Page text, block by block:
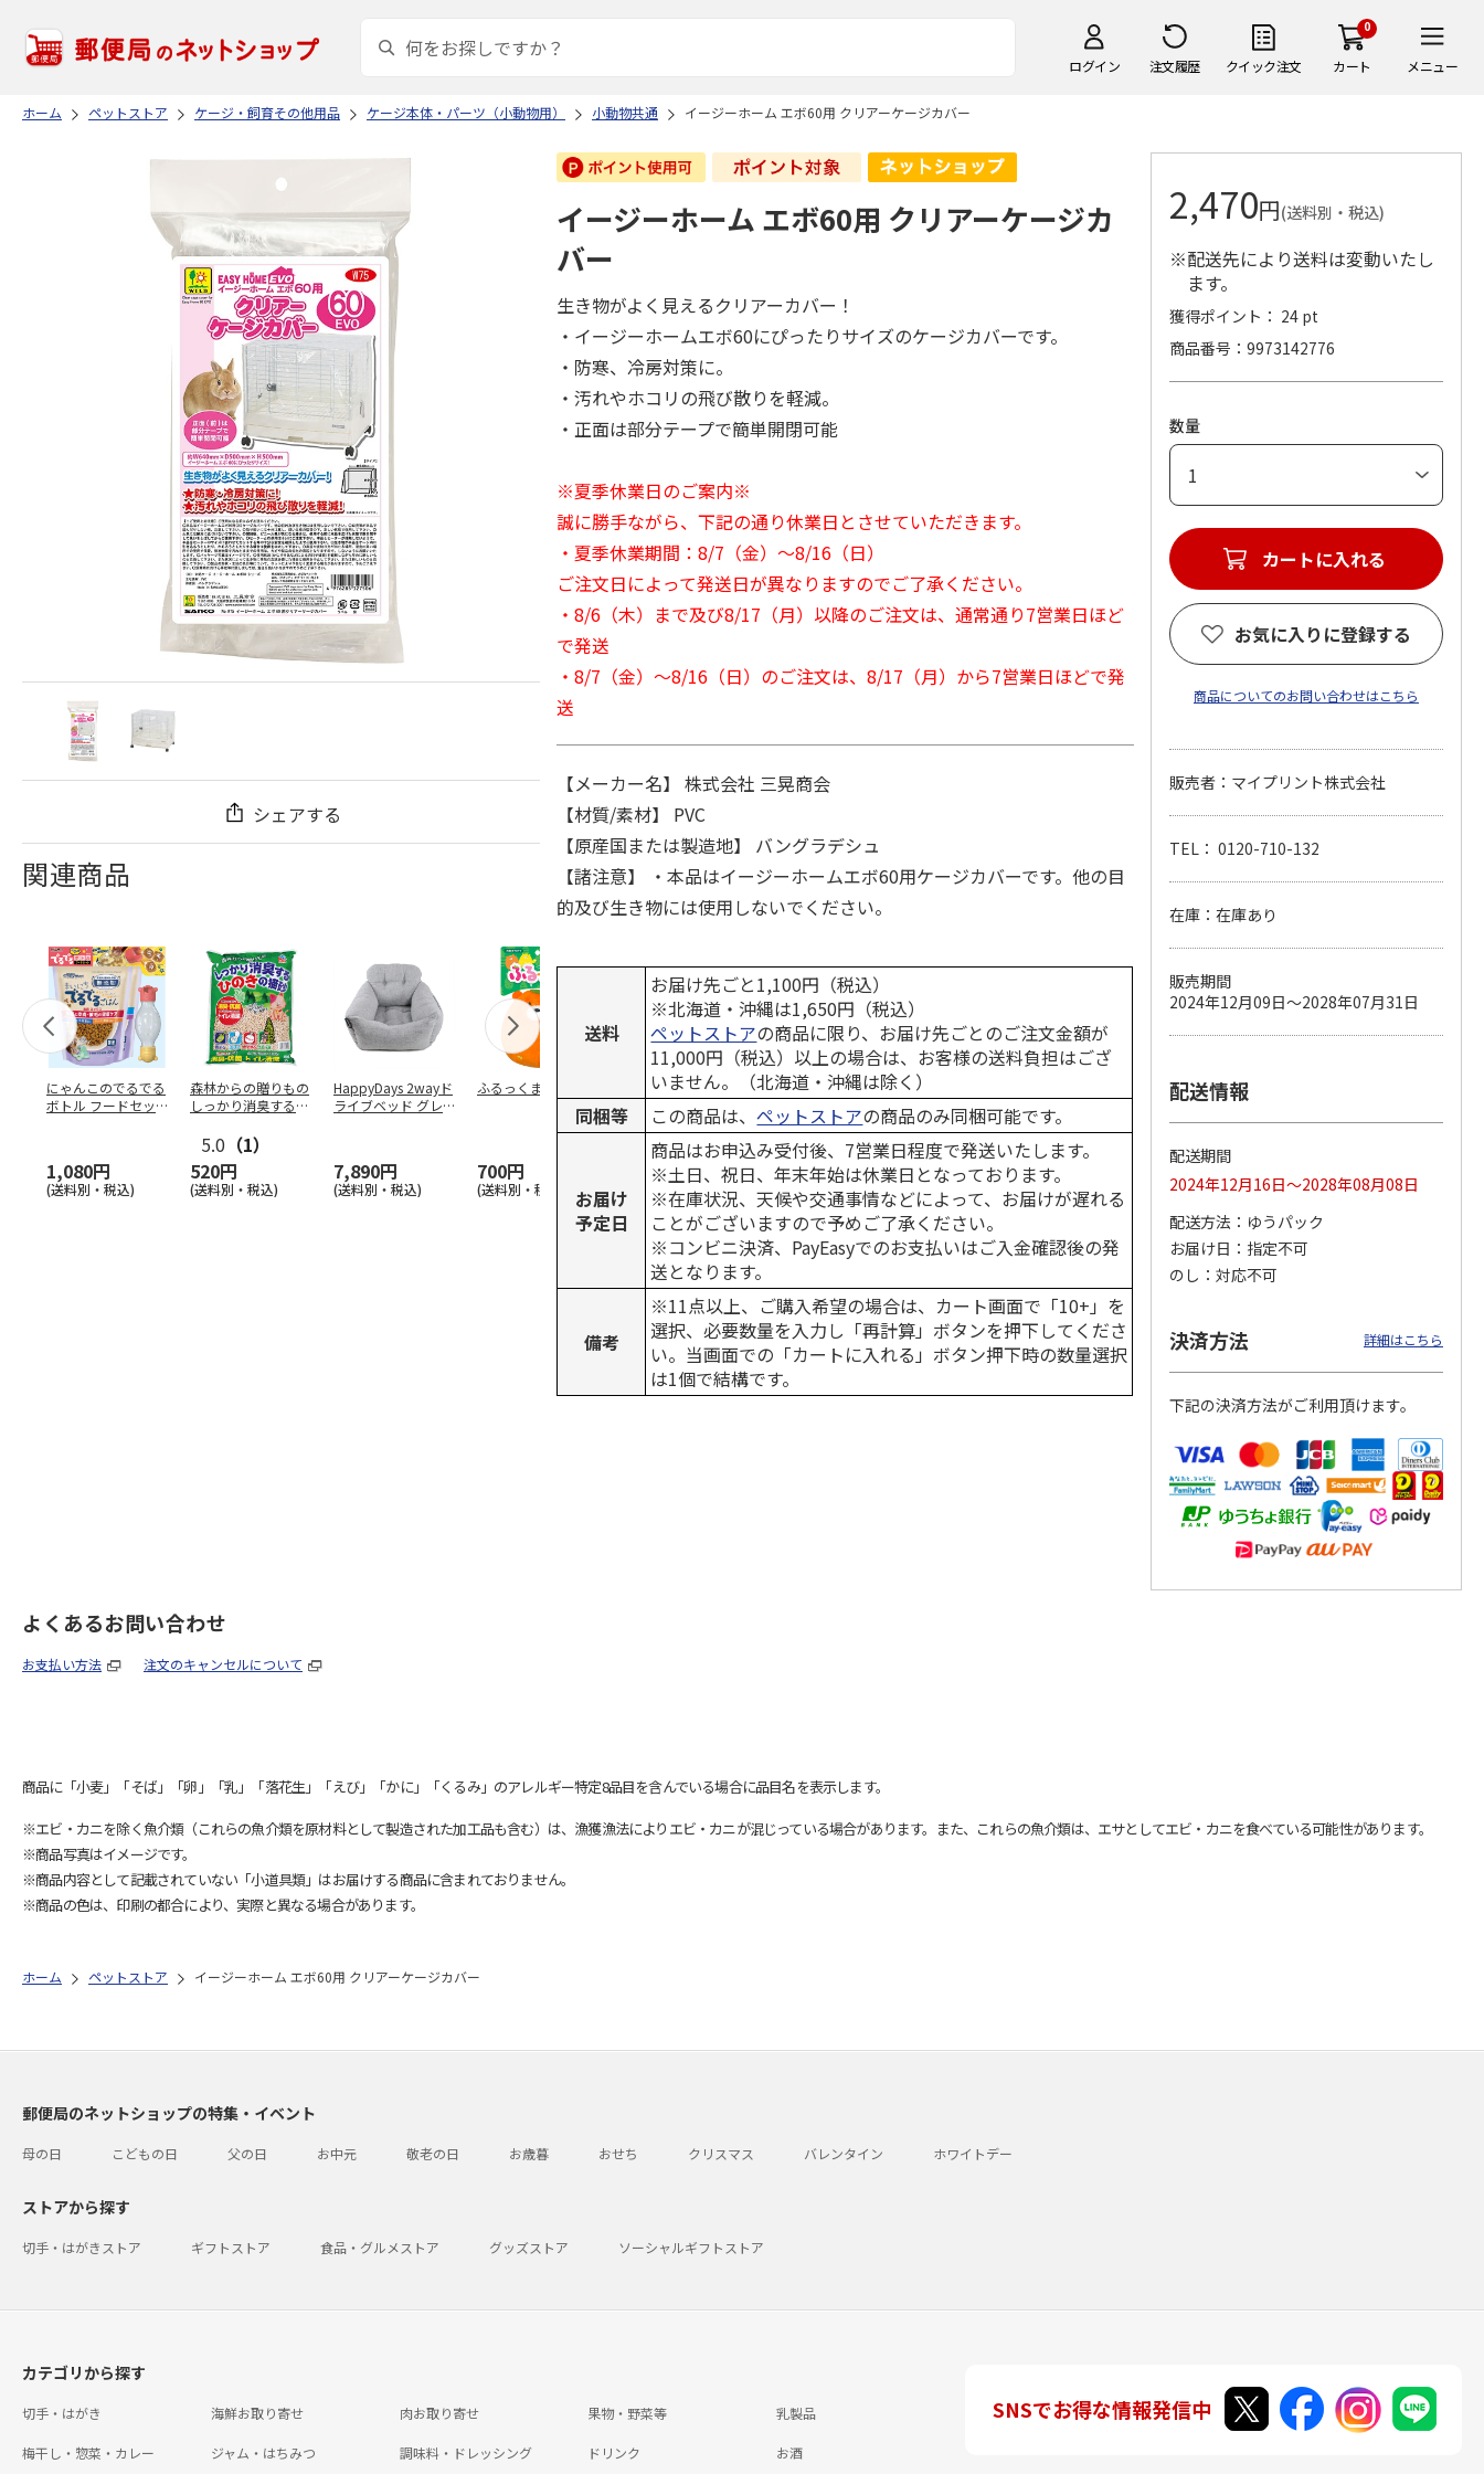
ログイン 注文履歴 クイック注文
0
カート メニュー
ホーム ペットストア ケージ・飼育その他用品 ケージ本体・パーツ（小動物用） 小動物共通 イージーホーム エボ60用 クリアーケージカバー
シェアする
関連商品
にゃんこのでるでる
ボトル フードセッ
1,080円
(送料別・税込)
森林からの贈りもの
しっかり消臭するひ
5.0 （1）
520円
(送料別・税込)
HappyDays 2wayド
ライブベッド グレ
7,890円
(送料別・税込)
ふるっくま みかん
700円
(送料別・税込)
デオトイレ 飛び散
らない消臭・抗菌サ
ンド 4L
1,320円
(送料別・税込)
獣医師開発 ニオイ
をとる砂専用 猫ト
イレ ナチュラルグ
レー
1,550円
(送料別・税込)
無添加良品 カムカ
ムデンタルコーン
ぐるぐるボーン型 S
…
470円
(送料別・税込)
チ 健康に育つ子ね
こ用 まぐろ・かつ
おに
120円
(送料別・税込)
ペット線香 虹のか
なた フルーティフ
ローラルの香り
590円
(送料別・税込)
えBOX とりささ…
380円
(送料別・税込)
イージーホーム エボ60用 クリアーケージカ
バー
生き物がよく見えるクリアーカバー！
・イージーホームエボ60にぴったりサイズのケージカバーです。
・防寒、冷房対策に。
・汚れやホコリの飛び散りを軽減。
・正面は部分テープで簡単開閉可能
※夏季休業日のご案内※
誠に勝手ながら、下記の通り休業日とさせていただきます。
・夏季休業期間：8/7（金）～8/16（日）
ご注文日によって発送日が異なりますのでご了承ください。
・8/6（木）まで及び8/17（月）以降のご注文は、通常通り7営業日ほど
で発送
・8/7（金）～8/16（日）のご注文は、8/17（月）から7営業日ほどで発
送
【メーカー名】 株式会社 三晃商会
【材質/素材】 PVC
【原産国または製造地】 バングラデシュ
【諸注意】 ・本品はイージーホームエボ60用ケージカバーです。他の目
的及び生き物には使用しないでください。
送料
お届け先ごと1,100円（税込）
※北海道・沖縄は1,650円（税込）
ペットストアの商品に限り、お届け先ごとのご注文金額が
11,000円（税込）以上の場合は、お客様の送料負担はござ
いません。（北海道・沖縄は除く）
同梱等
この商品は、ペットストアの商品のみ同梱可能です。
お届け
予定日
商品はお申込み受付後、7営業日程度で発送いたします。
※土日、祝日、年末年始は休業日となっております。
※在庫状況、天候や交通事情などによって、お届けが遅れる
ことがございますので予めご了承ください。
※コンビニ決済、PayEasyでのお支払いはご入金確認後の発
送となります。
備考
※11点以上、ご購入希望の場合は、カート画面で「10+」を
選択、必要数量を入力し「再計算」ボタンを押下してくださ
い。当画面での「カートに入れる」ボタン押下時の数量選択
は1個で結構です。
2,470円(送料別・税込)
※配送先により送料は変動いたし
ます。
獲得ポイント： 24 pt
商品番号
9973142776
数量
カートに入れる
お気に入りに登録する
商品についてのお問い合わせはこちら
販売者：マイプリント株式会社
TEL： 0120-710-132
在庫：在庫あり
販売期間
2024年12月09日～2028年07月31日
配送情報
配送期間
2024年12月16日～2028年08月08日
配送方法
ゆうパック
お届け日
指定不可
のし
対応不可
決済方法 詳細はこちら
下記の決済方法がご利用頂けます。
よくあるお問い合わせ
お支払い方法 注文のキャンセルについて
商品に「小麦」「そば」「卵」「乳」「落花生」「えび」「かに」「くるみ」のアレルギー特定8品目を含んでいる場合に品目名を表示します。
※エビ・カニを除く魚介類（これらの魚介類を原材料として製造された加工品も含む）は、漁獲漁法によりエビ・カニが混じっている場合があります。また、これらの魚介類は、エサとしてエビ・カニを食べている可能性があります。
※商品写真はイメージです。
※商品内容として記載されていない「小道具類」はお届けする商品に含まれておりません。
※商品の色は、印刷の都合により、実際と異なる場合があります。
ホーム ペットストア イージーホーム エボ60用 クリアーケージカバー
郵便局のネットショップの特集・イベント
母の日 こどもの日 父の日 お中元 敬老の日 お歳暮 おせち クリスマス バレンタイン ホワイトデー
ストアから探す
切手・はがきストア ギフトストア 食品・グルメストア グッズストア ソーシャルギフトストア
カテゴリから探す
切手・はがき 海鮮お取り寄せ 肉お取り寄せ 果物・野菜等 乳製品
梅干し・惣菜・カレー ジャム・はちみつ 調味料・ドレッシング ドリンク お酒
SNSでお得な情報発信中